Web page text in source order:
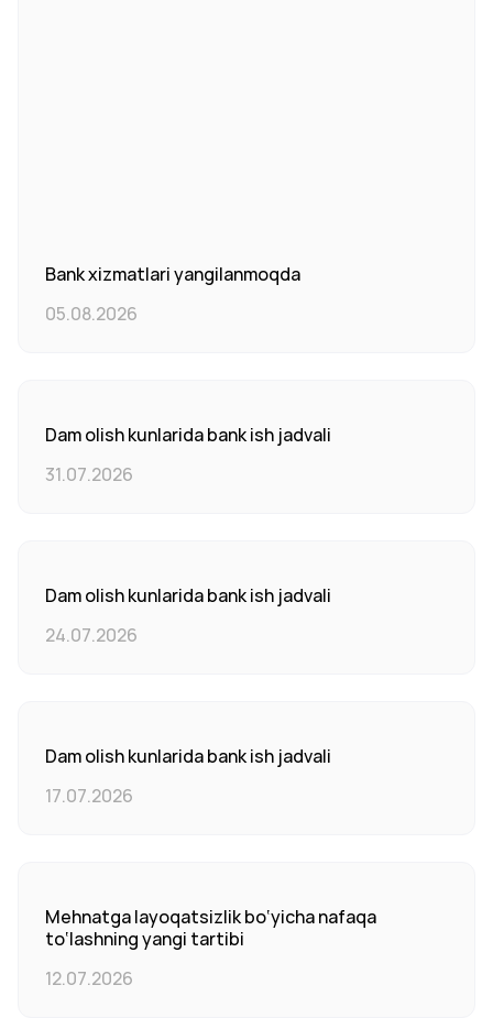
Bank xizmatlari yangilanmoqda
05.08.2026
Dam olish kunlarida bank ish jadvali
31.07.2026
Dam olish kunlarida bank ish jadvali
24.07.2026
Dam olish kunlarida bank ish jadvali
17.07.2026
Mehnatga layoqatsizlik bo‘yicha nafaqa
to‘lashning yangi tartibi
12.07.2026